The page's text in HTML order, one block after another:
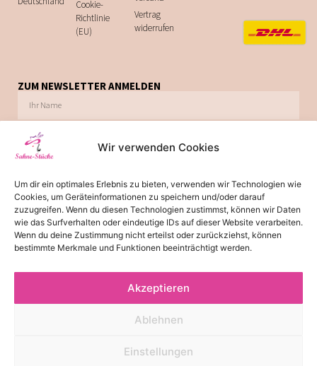
Wir verwenden Cookies
Um dir ein optimales Erlebnis zu bieten, verwenden wir Technologien wie
Cookies, um Geräteinformationen zu speichern und/oder darauf
zuzugreifen. Wenn du diesen Technologien zustimmst, können wir Daten
wie das Surfverhalten oder eindeutige IDs auf dieser Website verarbeiten.
Wenn du deine Zustimmung nicht erteilst oder zurückziehst, können
bestimmte Merkmale und Funktionen beeinträchtigt werden.
Akzeptieren
Ablehnen
Einstellungen
Cookie-
Richtlinie
(EU)
Vertrag
widerrufen
ZUM NEWSLETTER ANMELDEN
Angebote per E-Mail informiert werden. Diese Einwilligung kann jederzeit via E-Mail
widerrufen werden.
JETZT ABONNIEREN
Die Lieferzeit von 2-3 Tagen gilt für Lieferungen innerhalb
Deutschland. Bitte beachten Sie, dass es bei Lieferungen ins Ausland
zu einer Lieferzeit von 3-5 Tagen kommen kann.
© 2026 - Alle Rechte reserviert